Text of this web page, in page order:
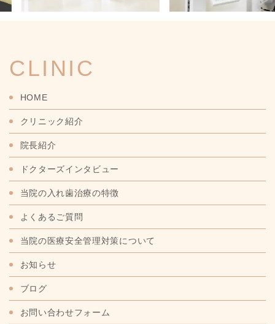
CLINIC
HOME
クリニック紹介
院長紹介
ドクターズインタビュー
当院の入れ歯治療の特徴
よくあるご質問
当院の医療安全管理対策について
お知らせ
ブログ
お問い合わせフォーム